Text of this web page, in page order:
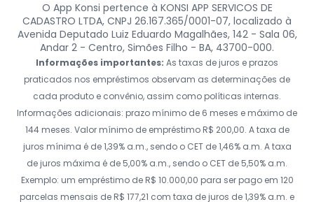
O App Konsi pertence à KONSI APP SERVICOS DE
CADASTRO LTDA, CNPJ 26.167.365/0001-07, localizado à
Avenida Deputado Luiz Eduardo Magalhães, 142 - Sala 06,
Andar 2 - Centro, Simões Filho - BA, 43700-000.
Informações importantes: As taxas de juros e prazos
praticados nos empréstimos observam as determinações de
cada produto e convênio, assim como políticas internas.
Informações adicionais: prazo mínimo de 6 meses e máximo de
144 meses. Valor mínimo de empréstimo R$ 200,00. A taxa de
juros mínima é de 1,39% a.m., sendo o CET de 1,46% a.m. A taxa
de juros máxima é de 5,00% a.m., sendo o CET de 5,50% a.m.
Exemplo: um empréstimo de R$ 10.000,00 para ser pago em 120
parcelas mensais de R$ 177,21 com taxa de juros de 1,39% a.m. e